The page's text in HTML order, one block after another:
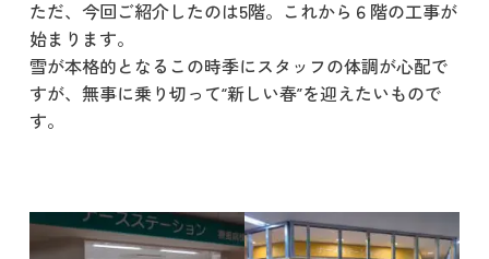
ただ、今回ご紹介したのは5階。これから６階の工事が
始まります。
雪が本格的となるこの時季にスタッフの体調が心配で
すが、無事に乗り切って“新しい春”を迎えたいもので
す。